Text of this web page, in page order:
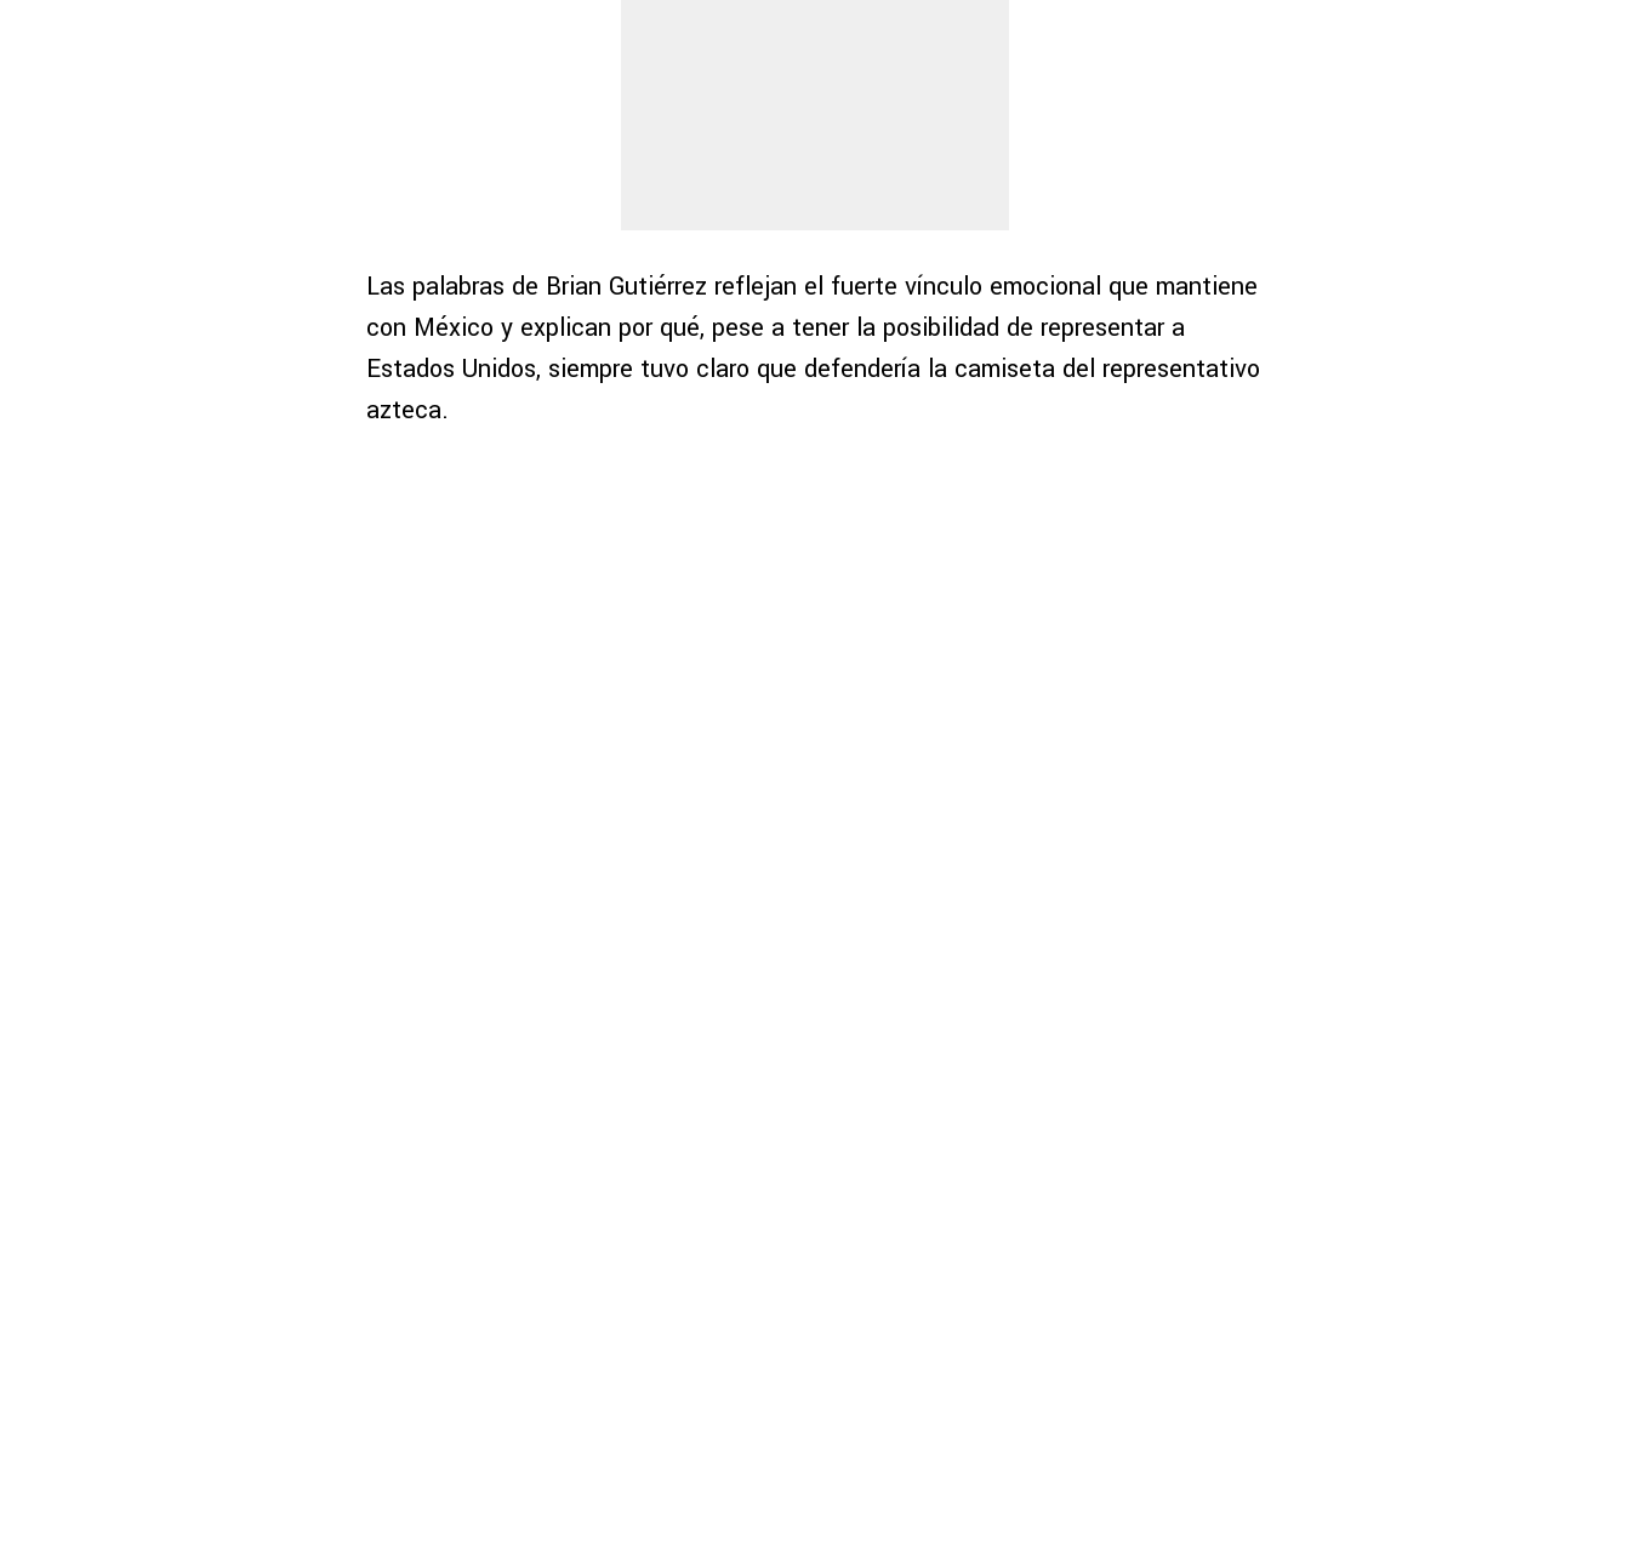
Las palabras de Brian Gutiérrez reflejan el fuerte vínculo emocional que mantiene
con México y explican por qué, pese a tener la posibilidad de representar a
Estados Unidos, siempre tuvo claro que defendería la camiseta del representativo
azteca.